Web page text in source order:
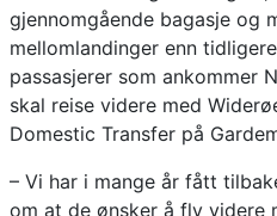
gjennomgående bagasje og
mellomlandinger enn
passasjerer som ankommer
skal reise videre med
Domestic Transfer på
– Vi har i mange år fått
om at de ønsker å fly videre